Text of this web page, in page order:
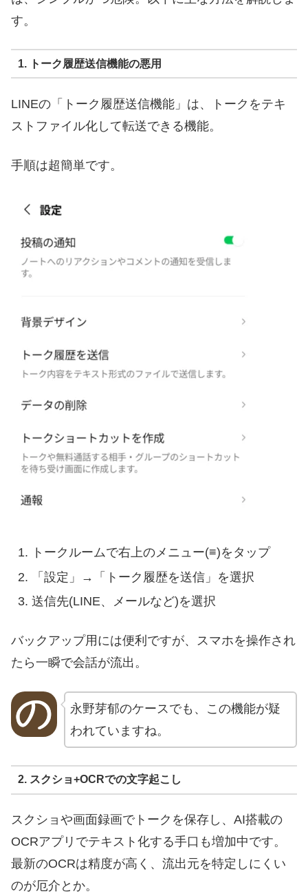
す。
1. トーク履歴送信機能の悪用
LINEの「トーク履歴送信機能」は、トークをテキ
ストファイル化して転送できる機能。
手順は超簡単です。
トークルームで右上のメニュー(≡)をタップ
「設定」→「トーク履歴を送信」を選択
送信先(LINE、メールなど)を選択
バックアップ用には便利ですが、スマホを操作され
たら一瞬で会話が流出。
永野芽郁のケースでも、この機能が疑
われていますね。
2. スクショ+OCRでの文字起こし
スクショや画面録画でトークを保存し、AI搭載の
OCRアプリでテキスト化する手口も増加中です。
最新のOCRは精度が高く、流出元を特定しにくい
のが厄介とか。